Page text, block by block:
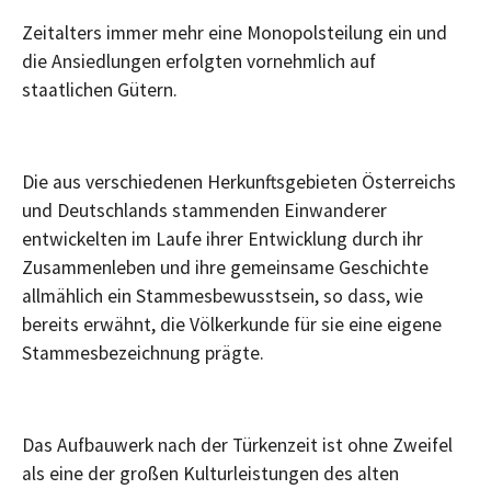
Zeitalters immer mehr eine Monopolsteilung ein und
die Ansiedlungen erfolgten vornehmlich auf
staatlichen Gütern.
Die aus verschiedenen Herkunftsgebieten Österreichs
und Deutschlands stammenden Einwanderer
entwickelten im Laufe ihrer Entwicklung durch ihr
Zusammenleben und ihre gemeinsame Geschichte
allmählich ein Stammesbewusstsein, so dass, wie
bereits erwähnt, die Völkerkunde für sie eine eigene
Stammesbezeichnung prägte.
Das Aufbauwerk nach der Türkenzeit ist ohne Zweifel
als eine der großen Kulturleistungen des alten